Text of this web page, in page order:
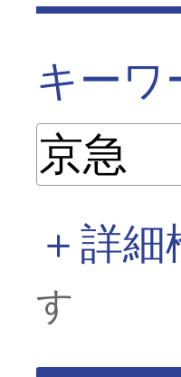
キーワ
＋詳細
す